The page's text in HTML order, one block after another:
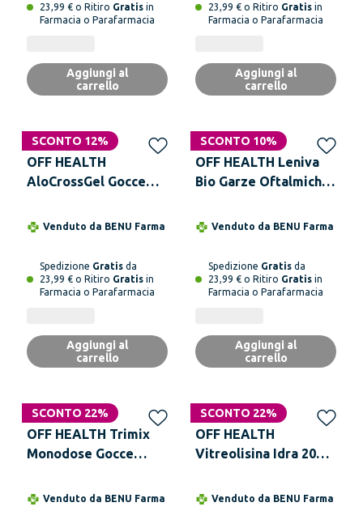
23,99 € o Ritiro Gratis in
Farmacia o Parafarmacia
Aggiungi al
carrello
23,99 € o Ritiro Gratis in
Farmacia o Parafarmacia
Aggiungi al
carrello
SCONTO 12%
OFF HEALTH
AloCrossGel Gocce
Soluzione Oftalmica
Venduto da BENU Farma
Spedizione Gratis da
23,99 € o Ritiro Gratis in
Farmacia o Parafarmacia
Aggiungi al
carrello
SCONTO 10%
OFF HEALTH Leniva
Bio Garze Oftalmiche
Venduto da BENU Farma
Spedizione Gratis da
23,99 € o Ritiro Gratis in
Farmacia o Parafarmacia
Aggiungi al
carrello
SCONTO 22%
OFF HEALTH Trimix
Monodose Gocce
da 0,35 ml
Venduto da BENU Farma
SCONTO 22%
OFF HEALTH
Vitreolisina Idra 20
Venduto da BENU Farma